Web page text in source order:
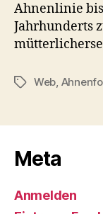
Ahnenlinie
Jahrhunderts
Schlagwörter
Web,
Meta
Anmelden